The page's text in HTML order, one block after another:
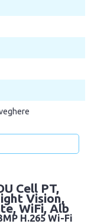
Cell PT,
Vision,
WiFi, Alb
H.265 Wi-Fi